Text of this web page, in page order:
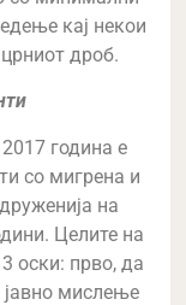
кај некои
дроб.
година е
со мигрена и
на
Целите на
оски: прво, да
јавно мислење